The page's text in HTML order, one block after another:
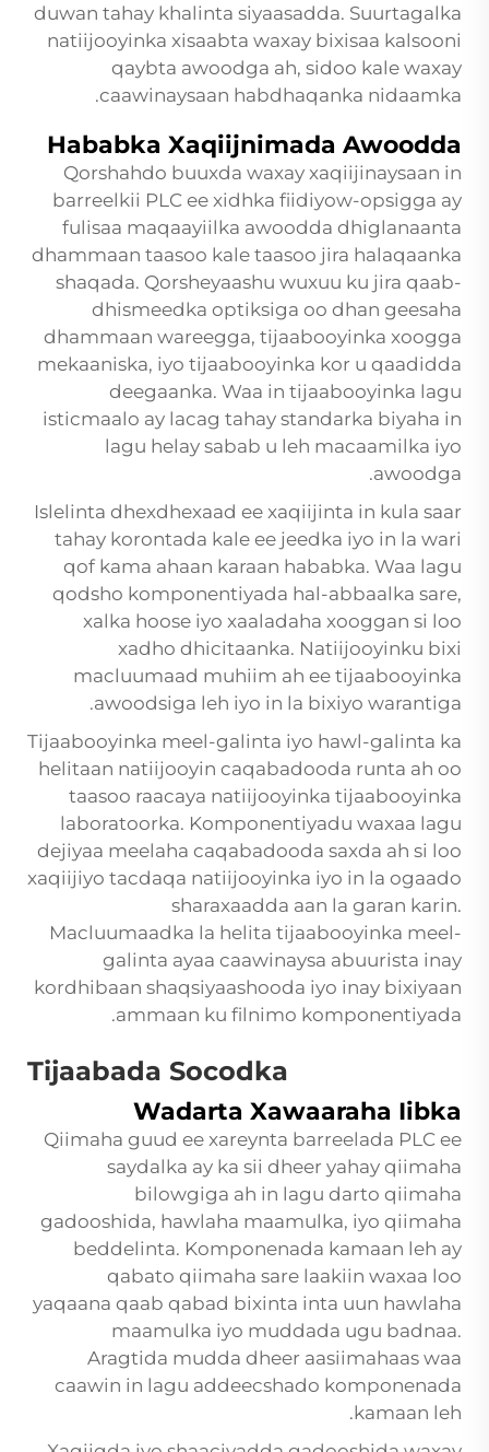
duwan tahay khalinta siyaasadda. Suurtagalka
natiijooyinka xisaabta waxay bixisaa kalsooni
qaybta awoodga ah, sidoo kale waxay
caawinaysaan habdhaqanka nidaamka.
Hababka Xaqiijnimada Awoodda
Qorshahdo buuxda waxay xaqiijinaysaan in
barreelkii PLC ee xidhka fiidiyow-opsigga ay
fulisaa maqaayiilka awoodda dhiglanaanta
dhammaan taasoo kale taasoo jira halaqaanka
shaqada. Qorsheyaashu wuxuu ku jira qaab-
dhismeedka optiksiga oo dhan geesaha
dhammaan wareegga, tijaabooyinka xoogga
mekaaniska, iyo tijaabooyinka kor u qaadidda
deegaanka. Waa in tijaabooyinka lagu
isticmaalo ay lacag tahay standarka biyaha in
lagu helay sabab u leh macaamilka iyo
awoodga.
Islelinta dhexdhexaad ee xaqiijinta in kula saar
tahay korontada kale ee jeedka iyo in la wari
qof kama ahaan karaan hababka. Waa lagu
qodsho komponentiyada hal-abbaalka sare,
xalka hoose iyo xaaladaha xooggan si loo
xadho dhicitaanka. Natiijooyinku bixi
macluumaad muhiim ah ee tijaabooyinka
awoodsiga leh iyo in la bixiyo warantiga.
Tijaabooyinka meel-galinta iyo hawl-galinta ka
helitaan natiijooyin caqabadooda runta ah oo
taasoo raacaya natiijooyinka tijaabooyinka
laboratoorka. Komponentiyadu waxaa lagu
dejiyaa meelaha caqabadooda saxda ah si loo
xaqiijiyo tacdaqa natiijooyinka iyo in la ogaado
sharaxaadda aan la garan karin.
Macluumaadka la helita tijaabooyinka meel-
galinta ayaa caawinaysa abuurista inay
kordhibaan shaqsiyaashooda iyo inay bixiyaan
ammaan ku filnimo komponentiyada.
Tijaabada Socodka
Wadarta Xawaaraha Iibka
Qiimaha guud ee xareynta barreelada PLC ee
saydalka ay ka sii dheer yahay qiimaha
bilowgiga ah in lagu darto qiimaha
gadooshida, hawlaha maamulka, iyo qiimaha
beddelinta. Komponenada kamaan leh ay
qabato qiimaha sare laakiin waxaa loo
yaqaana qaab qabad bixinta inta uun hawlaha
maamulka iyo muddada ugu badnaa.
Aragtida mudda dheer aasiimahaas waa
caawin in lagu addeecshado komponenada
kamaan leh.